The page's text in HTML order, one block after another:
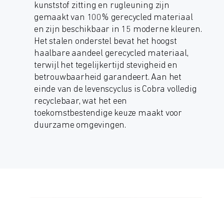
kunststof zitting en rugleuning zijn
gemaakt van 100% gerecycled materiaal
en zijn beschikbaar in 15 moderne kleuren.
Het stalen onderstel bevat het hoogst
haalbare aandeel gerecycled materiaal,
terwijl het tegelijkertijd stevigheid en
betrouwbaarheid garandeert. Aan het
einde van de levenscyclus is Cobra volledig
recyclebaar, wat het een
toekomstbestendige keuze maakt voor
duurzame omgevingen.